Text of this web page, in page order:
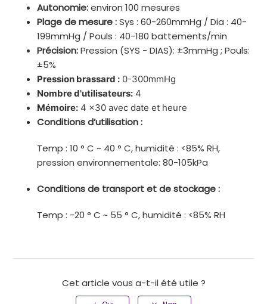
Autonomie:environ 100 mesures
Plage de mesure :Sys : 60-260mmHg / Dia : 40-
199mmHg / Pouls : 40-180 battements/min
Précision:Pression (SYS - DIAS): ±3mmHg ; Pouls:
±5%
Pression brassard : 0-300mmHg
Nombre d'utilisateurs: 4
Mémoire: 4 x30 avec date et heure
Conditions d’utilisation :
Temp : 10 ° C ~ 40 ° C, humidité : <85% RH,
pression environnementale: 80-105kPa
Conditions de transport et de stockage :
Temp : -20 ° C ~ 55 ° C, humidité : <85% RH
Cet article vous a-t-il été utile ?